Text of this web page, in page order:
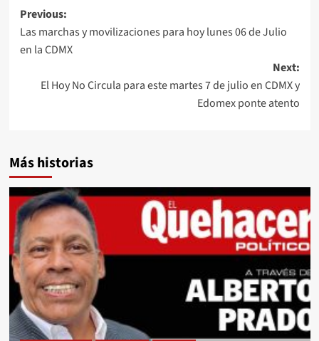
Post
navigation
Previous:
Las marchas y movilizaciones para hoy lunes 06 de Julio
en la CDMX
Next:
El Hoy No Circula para este martes 7 de julio en CDMX y
Edomex ponte atento
Más historias